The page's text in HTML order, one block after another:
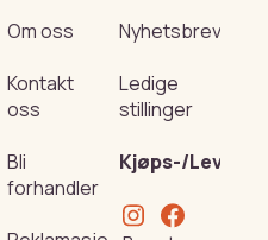
Om oss
Kontakt
oss
Bli
forhandler
Nyhetsbrev
Ledige
stillinger
Kjøps-/